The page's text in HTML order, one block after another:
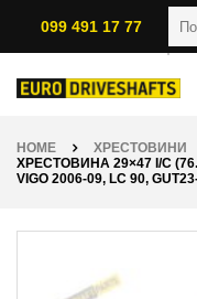
099 491 17 77
HOME ХРЕСТОВИНИ
ХРЕСТОВИНА 29×47 I/C
VIGO 2006-09, LC 90,